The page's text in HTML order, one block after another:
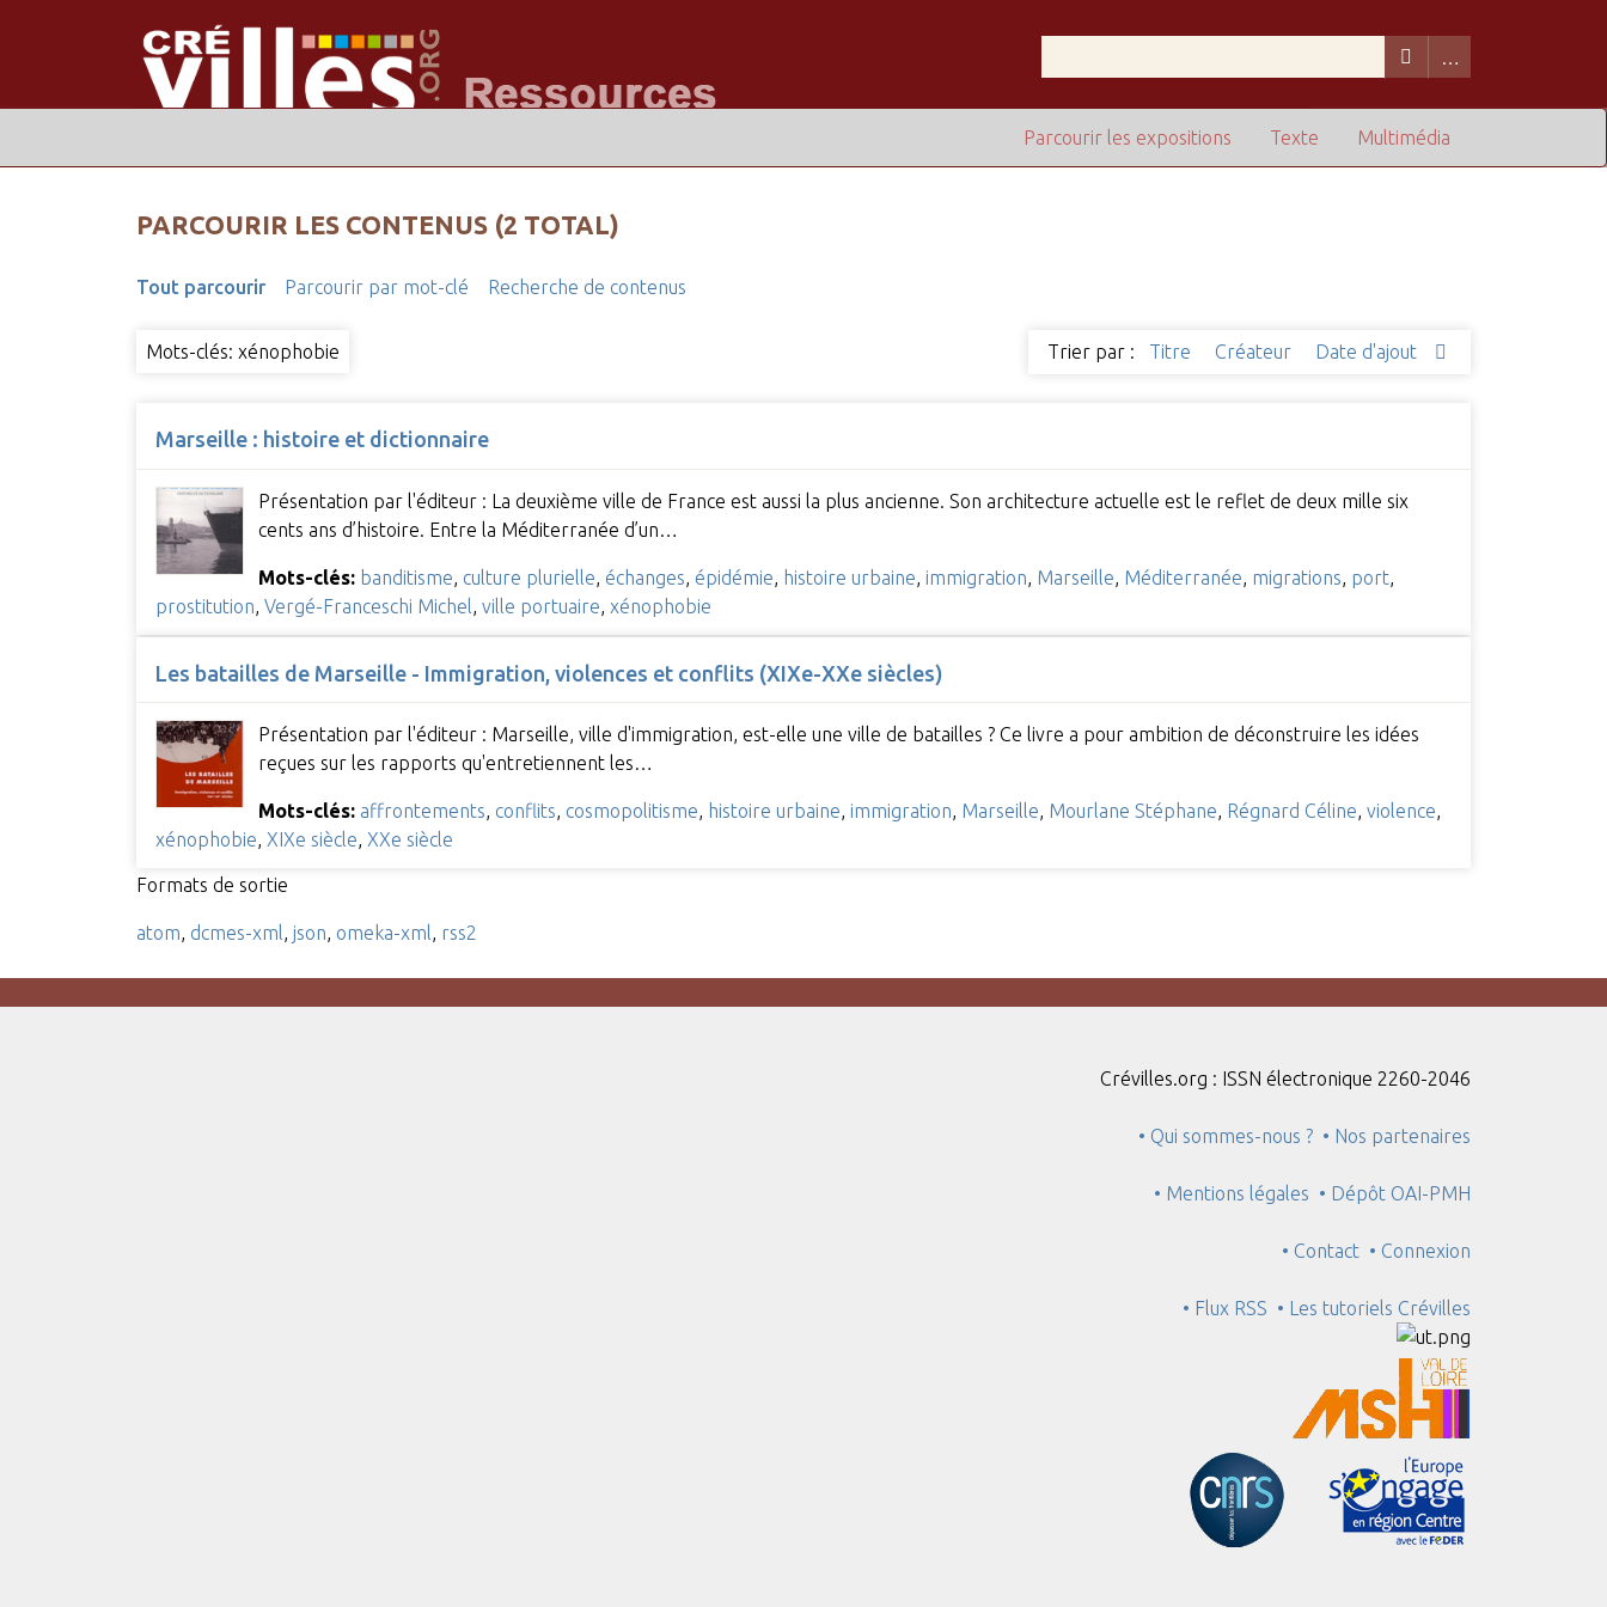
Multimédia
Texte
Parcourir les expositions
PARCOURIR LES CONTENUS (2 TOTAL)
Tout parcourir Parcourir par mot-clé Recherche de contenus
Mots-clés: xénophobie Trier par : Titre Créateur Date d'ajout
Marseille : histoire et dictionnaire
Présentation par l'éditeur : La deuxième ville de France est aussi la plus ancienne. Son architecture actuelle est le reflet de deux mille six
cents ans d’histoire. Entre la Méditerranée d’un…
Mots-clés: banditisme culture plurielle échanges épidémie histoire urbaine immigration Marseille Méditerranée migrations port,
prostitution Vergé-Franceschi Michel ville portuaire xénophobie
Les batailles de Marseille - Immigration, violences et conflits (XIXe-XXe siècles)
Présentation par l'éditeur : Marseille, ville d'immigration, est-elle une ville de batailles ? Ce livre a pour ambition de déconstruire les idées
reçues sur les rapports qu'entretiennent les…
Mots-clés: affrontements, conflits, cosmopolitisme, histoire urbaine, immigration, Marseille, Mourlane Stéphane, Régnard Céline, violence,
xénophobie, XIXe siècle, XXe siècle
Formats de sortie
atom, dcmes-xml, json, omeka-xml, rss2
Crévilles.org : ISSN électronique 2260-2046
• Qui sommes-nous ? • Nos partenaires
• Mentions légales • Dépôt OAI-PMH
• Contact • Connexion
• Flux RSS • Les tutoriels Crévilles